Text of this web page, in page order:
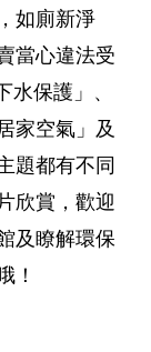
如廁新淨
當心違法受
保護」、
家空氣」及
題都有不同
欣賞，歡迎
及瞭解環保
！